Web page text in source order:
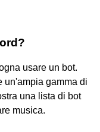
usare un bot.
un'ampia gamma di
una lista di bot
musica.